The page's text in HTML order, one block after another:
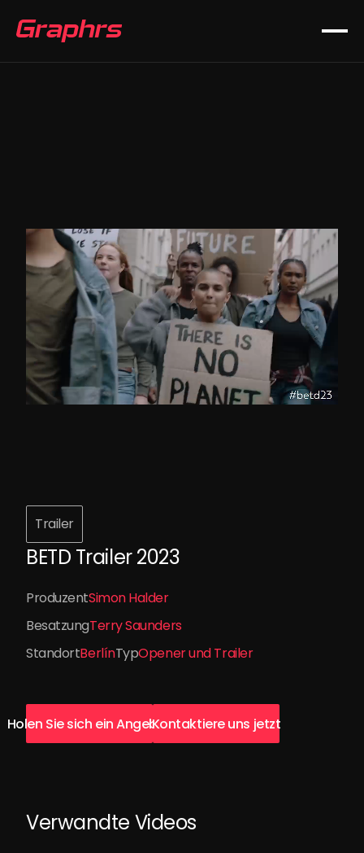
Trailer
BETD Trailer 2023
ProduzentSimon Halder
BesatzungTerry Saunders
StandortBerlínTypOpener und Trailer
Holen Sie sich ein AngebotKontaktiere uns jetzt
Verwandte Videos